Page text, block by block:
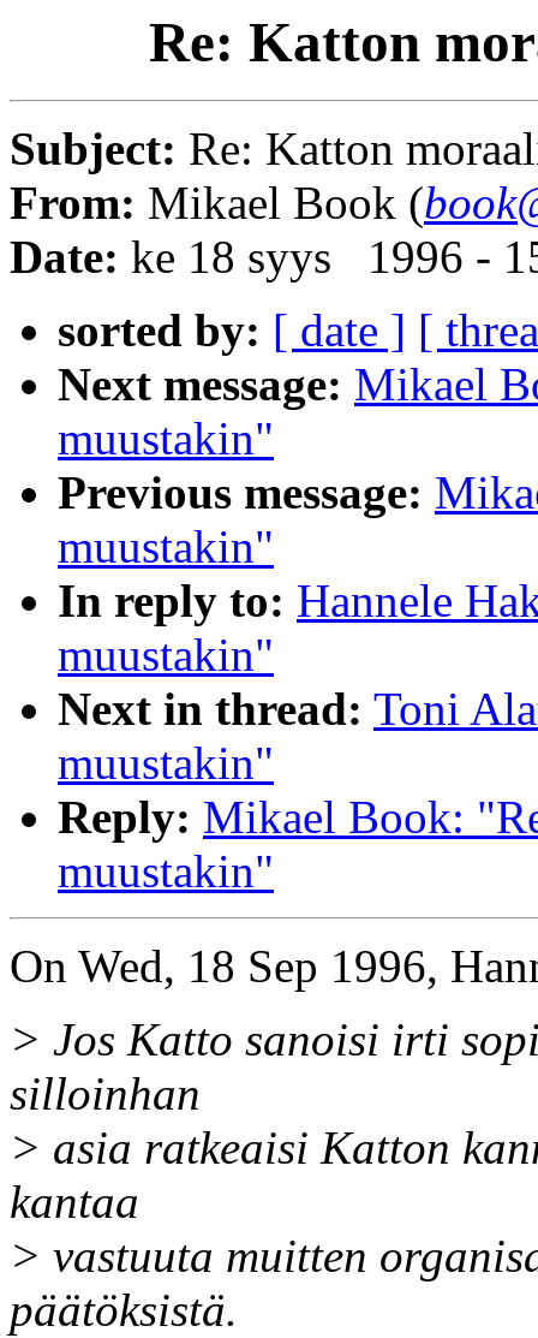
Re: Katton
Subject: Re: Katton
From: Mikael Book (
Date: ke 18 syys 1996 -
sorted by: [ date ] [
Next message: Mikael
muustakin"
Previous message:
muustakin"
In reply to: Hannele
muustakin"
Next in thread: Toni
muustakin"
Reply: Mikael Book:
muustakin"
On Wed, 18 Sep 1996,
> Jos Katto sanoisi irti
silloinhan
> asia ratkeaisi Katton
kantaa
> vastuuta muitten
päätöksistä.